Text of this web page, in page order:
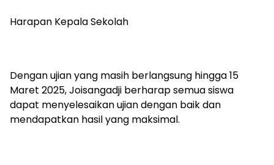
Harapan Kepala Sekolah
Dengan ujian yang masih berlangsung hingga 15
Maret 2025, Joisangadji berharap semua siswa
dapat menyelesaikan ujian dengan baik dan
mendapatkan hasil yang maksimal.